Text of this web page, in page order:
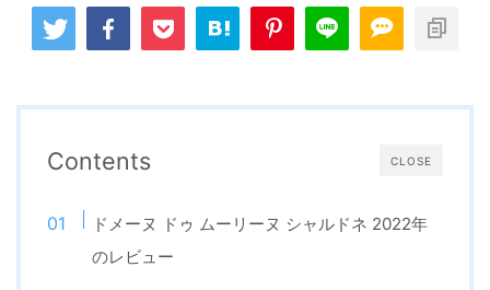
CLOSE
Contents
ドメーヌ ドゥ ムーリーヌ シャルドネ 2022年
のレビュー